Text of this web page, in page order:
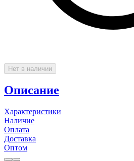
Нет в наличии
Описание
Характеристики
Наличие
Оплата
Доставка
Оптом